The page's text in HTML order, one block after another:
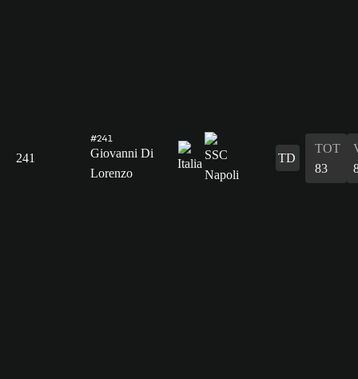
241
#241
Giovanni Di
Lorenzo
TD
TOT
83